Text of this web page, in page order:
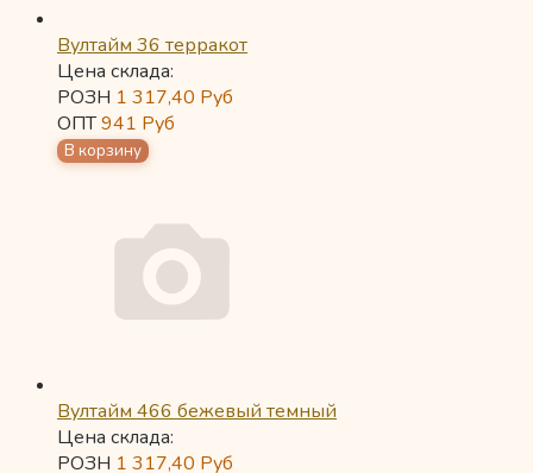
Вултайм 36 терракот
Цена склада:
РОЗН 1 317,40 Руб
ОПТ941 Руб
Вултайм 466 бежевый темный
Цена склада:
РОЗН 1 317,40 Руб